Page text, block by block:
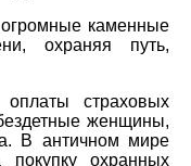
каменные
охраняя путь,
страховых
женщины,
В античном мире
охранных